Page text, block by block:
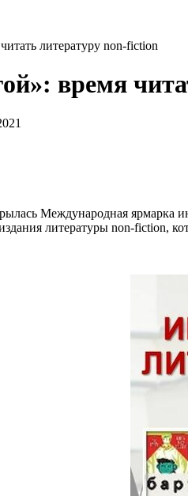
литературу non-fiction
время
Международная ярмарка
литературы non-fiction,